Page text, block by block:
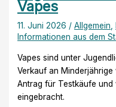
Vapes
11. Juni 2026 /Allgemein,
Informationen aus dem
Vapes sind unter
Verkauf an
Antrag für Testkäufe und
eingebracht.